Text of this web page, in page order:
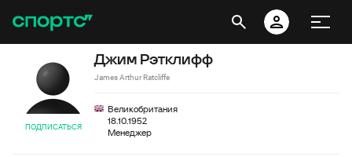
ПОДПИСАТЬСЯ
Джим Рэтклифф
James Arthur Ratcliffe
Великобритания
18.10.1952
Менеджер